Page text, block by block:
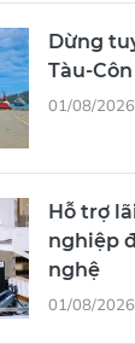
Dừng
Tàu-
01/08/
Hỗ trợ
nghiệp
nghệ
01/08/2026